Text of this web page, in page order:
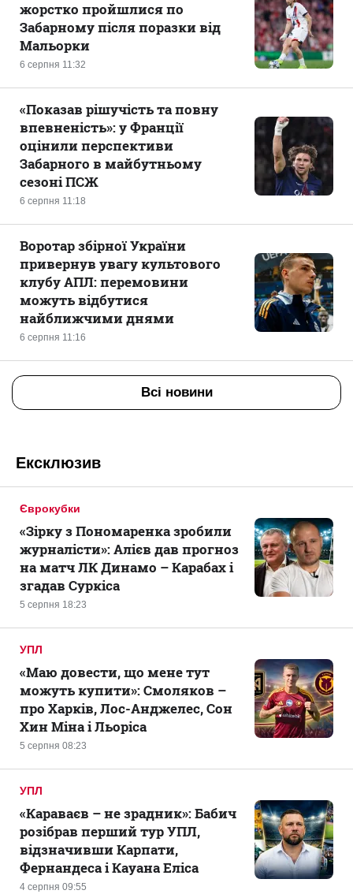
6 серпня 11:32
жорстко пройшлися по
Забарному після поразки від
Мальорки
6 серпня 11:18
«Показав рішучість та повну
впевненість»: у Франції
оцінили перспективи
Забарного в майбутньому
сезоні ПСЖ
6 серпня 11:16
Воротар збірної України
привернув увагу культового
клубу АПЛ: перемовини
можуть відбутися
найближчими днями
Всі новини
Ексклюзив
Єврокубки
5 серпня 18:23
«Зірку з Пономаренка зробили
журналісти»: Алієв дав прогноз
на матч ЛК Динамо – Карабах і
згадав Суркіса
УПЛ
5 серпня 08:23
«Маю довести, що мене тут
можуть купити»: Смоляков –
про Харків, Лос-Анджелес, Сон
Хин Міна і Льоріса
УПЛ
4 серпня 09:55
«Караваєв – не зрадник»: Бабич
розібрав перший тур УПЛ,
відзначивши Карпати,
Фернандеса і Кауана Еліса